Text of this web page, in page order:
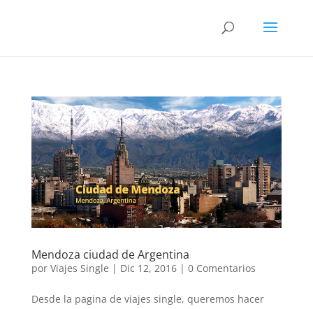
Mendoza ciudad de Argentina
por Viajes Single | Dic 12, 2016| 0 Comentarios
Desde la pagina de viajes single, queremos hacer